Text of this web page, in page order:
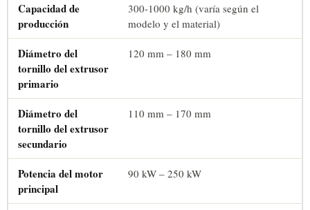
Capacidad de
producción
300-1000 kg/h (varía según el
modelo y el material)
Diámetro del
tornillo del extrusor
primario
120 mm – 180 mm
Diámetro del
tornillo del extrusor
secundario
110 mm – 170 mm
Potencia del motor
principal
90 kW – 250 kW